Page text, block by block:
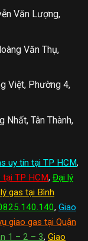
Văn Lượng,
Văn Thụ,
Việt, Phường 4,
Nhất, Tân Thành,
uy tín tại TP HCM,
tại TP HCM, Đại lý
gas tại Bình
, Giao
giao gas tại Quận
1 – 2 – 3, Giao